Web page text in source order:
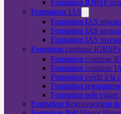
Formation IOBSP
Formations IAS
Formation IAS
Formation IAS
Formation IAS
Formation continue IOBSP
Formation continue
Formation continue
Formation crédit à la
Formation
Formation prêt
Formation Regroupement